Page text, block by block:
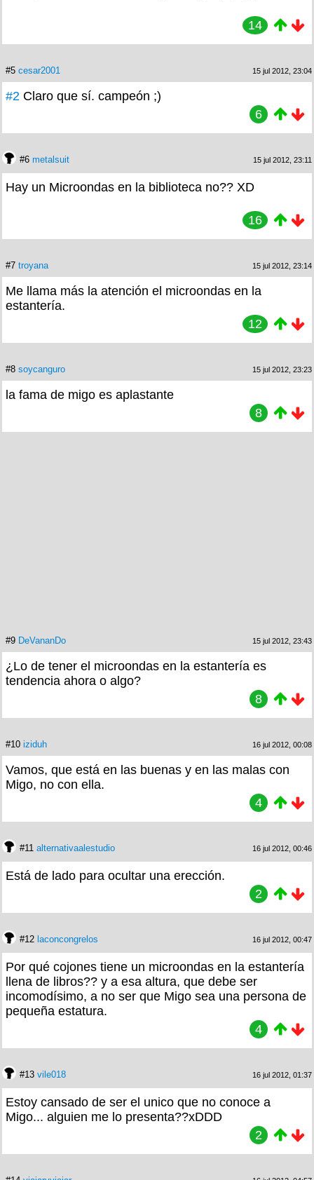
14
#5 cesar2001 15 jul 2012, 23:04
#2 Claro que sí. campeón ;)
6
#6 metalsuit 15 jul 2012, 23:11
Hay un Microondas en la biblioteca no?? XD
16
#7 troyana 15 jul 2012, 23:14
Me llama más la atención el microondas en la
estantería.
12
#8 soycanguro 15 jul 2012, 23:23
la fama de migo es aplastante
8
#9 DeVananDo 15 jul 2012, 23:43
¿Lo de tener el microondas en la estantería es
tendencia ahora o algo?
8
#10 iziduh 16 jul 2012, 00:08
Vamos, que está en las buenas y en las malas con
Migo, no con ella.
4
#11 alternativaalestudio 16 jul 2012, 00:46
Está de lado para ocultar una erección.
2
#12 laconcongrelos 16 jul 2012, 00:47
Por qué cojones tiene un microondas en la estantería
llena de libros?? y a esa altura, que debe ser
incomodísimo, a no ser que Migo sea una persona de
pequeña estatura.
4
#13 vile018 16 jul 2012, 01:37
Estoy cansado de ser el unico que no conoce a
Migo... alguien me lo presenta??xDDD
2